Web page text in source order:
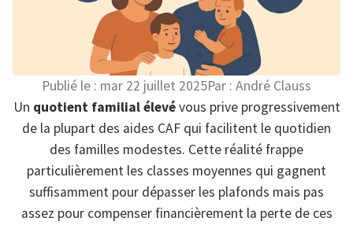
Publié le : mar 22 juillet 2025Par : André Clauss
Un quotient familial élevévous prive progressivement
de la plupart des aides CAF qui facilitent le quotidien
des familles modestes. Cette réalité frappe
particulièrement les classes moyennes qui gagnent
suffisamment pour dépasser les plafonds mais pas
assez pour compenser financièrement la perte de ces